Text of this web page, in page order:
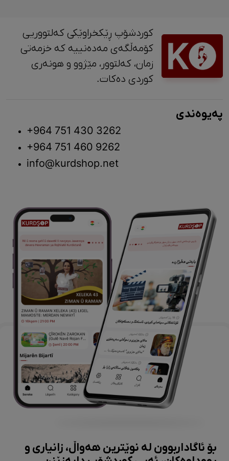
کوردشۆپ ڕێکخراوێکی کەلتووریی
کۆمەڵگەی مەدەنییە کە خزمەتی
زمان، کەلتوور، مێژوو و ‎هونەری
کوردی دەکات.
پەیوەندی
+964 751 430 3262
+964 751 460 9262
info@kurdshop.net
بۆ ئاگاداربوون لە نوێترین هەواڵ، زانیاری و